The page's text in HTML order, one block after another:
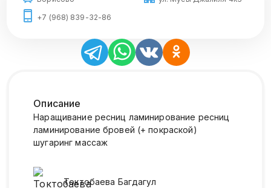
+7 (968) 839-32-86
Описание
Наращивание ресниц ламинирование ресниц
ламинирование бровей (+ покраской)
шугаринг массаж
Токтобаева Багдагул